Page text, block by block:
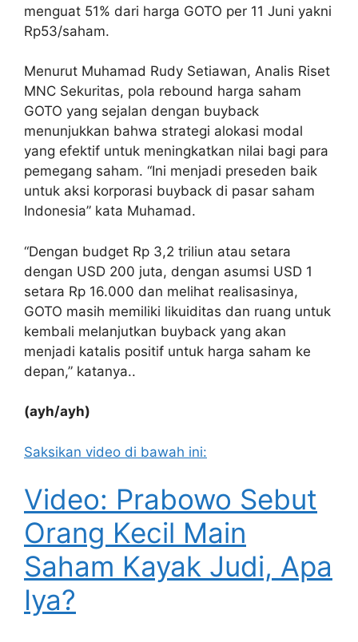
menguat 51% dari harga GOTO per 11 Juni yakni
Rp53/saham.
Menurut Muhamad Rudy Setiawan, Analis Riset
MNC Sekuritas, pola rebound harga saham
GOTO yang sejalan dengan buyback
menunjukkan bahwa strategi alokasi modal
yang efektif untuk meningkatkan nilai bagi para
pemegang saham. “Ini menjadi preseden baik
untuk aksi korporasi buyback di pasar saham
Indonesia” kata Muhamad.
“Dengan budget Rp 3,2 triliun atau setara
dengan USD 200 juta, dengan asumsi USD 1
setara Rp 16.000 dan melihat realisasinya,
GOTO masih memiliki likuiditas dan ruang untuk
kembali melanjutkan buyback yang akan
menjadi katalis positif untuk harga saham ke
depan,” katanya..
(ayh/ayh)
Saksikan video di bawah ini:
Video: Prabowo Sebut
Orang Kecil Main
Saham Kayak Judi, Apa
Iya?